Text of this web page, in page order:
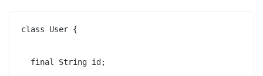
class User {
  final String id;